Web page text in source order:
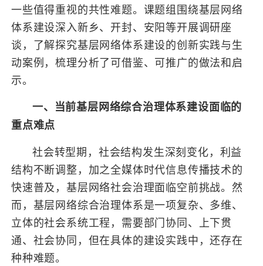
一些值得重视的共性难题。课题组围绕基层网络
体系建设深入新乡、开封、安阳等开展调研座
谈，了解探究基层网络体系建设的创新实践与生
动案例，梳理分析了可借鉴、可推广的做法和启
示。
一、当前基层网络综合治理体系建设面临的
重点难点
社会转型期，社会结构发生深刻变化，利益
结构不断调整，加之全媒体时代信息传播技术的
快速普及，基层网络社会治理面临空前挑战。然
而，基层网络综合治理体系是一项复杂、多维、
立体的社会系统工程，需要部门协同、上下贯
通、社会协同，但在具体的建设实践中，还存在
种种难题。